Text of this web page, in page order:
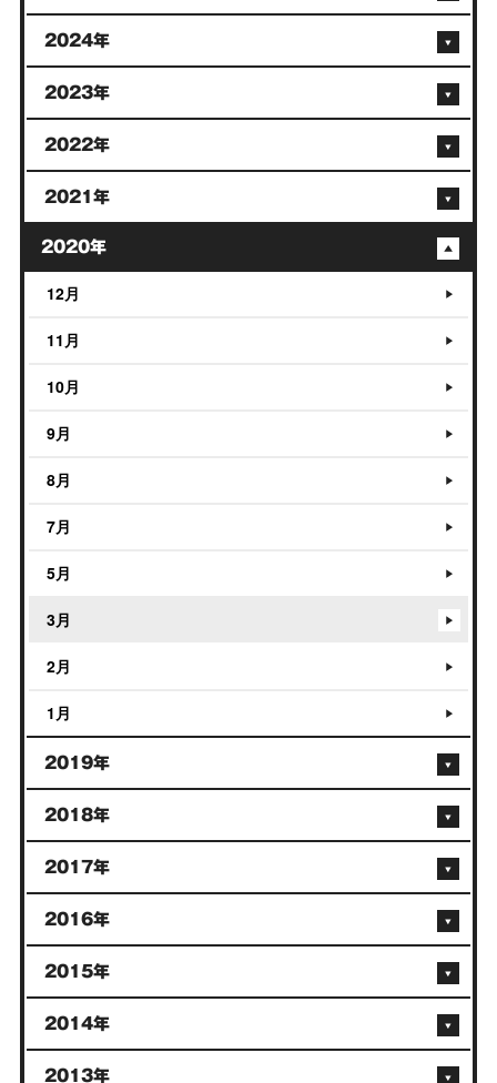
2024年
2023年
2022年
2021年
2020年
12月
11月
10月
9月
8月
7月
5月
3月
2月
1月
2019年
2018年
2017年
2016年
2015年
2014年
2013年